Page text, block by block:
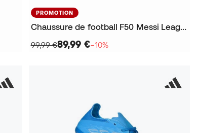
PROMOTION
Chaussure de football F50 Messi League FG
99,99 €89,99 €−10%